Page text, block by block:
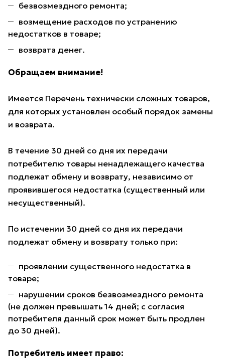
безвозмездного ремонта;
возмещение расходов по устранению
недостатков в товаре;
возврата денег.
Обращаем внимание!
Имеется Перечень технически сложных товаров,
для которых установлен особый порядок замены
и возврата.
В течение 30 дней со дня их передачи
потребителю товары ненадлежащего качества
подлежат обмену и возврату, независимо от
проявившегося недостатка (существенный или
несущественный).
По истечении 30 дней со дня их передачи
подлежат обмену и возврату только при:
проявлении существенного недостатка в
товаре;
нарушении сроков безвозмездного ремонта
(не должен превышать 14 дней; с согласия
потребителя данный срок может быть продлен
до 30 дней).
Потребитель имеет право: